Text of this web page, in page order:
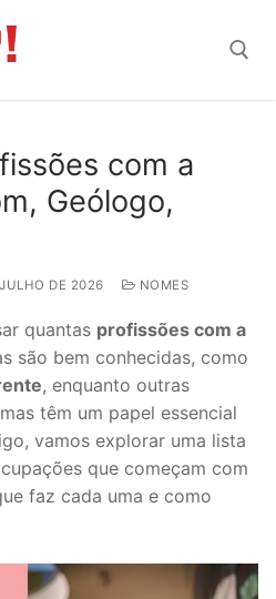
com a
Geólogo,
DE 2026 NOMES
quantas profissões com a
são bem conhecidas, como
, enquanto outras
têm um papel essencial
vamos explorar uma lista
que começam com
faz cada uma e como